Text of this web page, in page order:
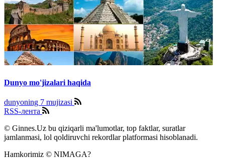
Dunyo mo'jizalari haqida
dunyoning 7 mujizasi
RSS-лента
© Ginnes.Uz bu qiziqarli ma'lumotlar, top faktlar, suratlar
jamlanmasi, lol qoldiruvchi rekordlar platformasi hisoblanadi.
Hamkorimiz © NIMAGA?